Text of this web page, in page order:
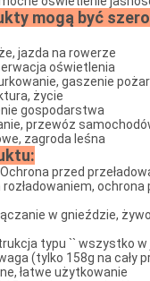
mogą być
jazda na rowerze
oświetlenia
gaszenie
życie
gospodarstwa
przewóz
zagroda leśna
Ochrona przed
w gnieździe,
typu `` wszystko w
(tylko 158g na cały
łatwe użytkowanie